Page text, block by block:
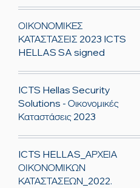
ΟΙΚΟΝΟΜΙΚΕΣ
ΚΑΤΑΣΤΑΣΕΙΣ 2023 ICTS
HELLAS SA signed
ICTS Hellas Security
Solutions - Οικονομικές
Καταστάσεις 2023
ICTS HELLAS_ΑΡΧΕΙΑ
ΟΙΚΟΝΟΜΙΚΩΝ
ΚΑΤΑΣΤΑΣΕΩΝ_2022.